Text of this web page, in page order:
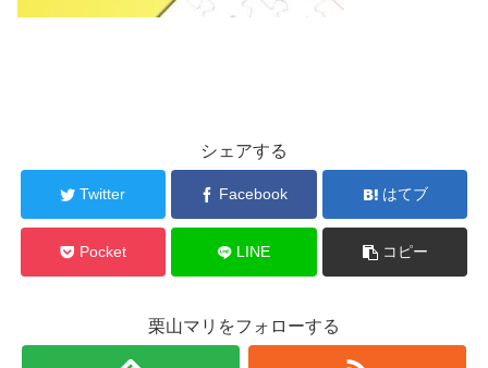
シェアする
Twitter Facebook はてブ
Pocket LINE コピー
栗山マリをフォローする